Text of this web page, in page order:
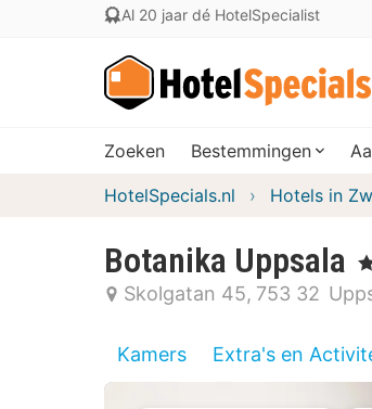
Al 20 jaar dé HotelSpecialist
Zoeken Bestemmingen
HotelSpecials.nl Hotels in
Botanika Uppsala ,
Skolgatan 45 753 32
Kamers Extra's en